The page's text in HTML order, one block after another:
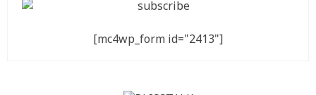
[mc4wp_form id="2413"]